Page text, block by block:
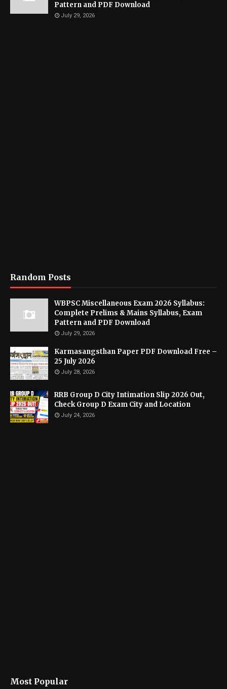
Pattern and PDF Download
July 29, 2026
Random Posts
WBPSC Miscellaneous Exam 2026 Syllabus:
Complete Prelims & Mains Syllabus, Exam
Pattern and PDF Download
July 29, 2026
Karmasangsthan Paper PDF Download Free –
25 July 2026
July 28, 2026
RRB Group D City Intimation Slip 2026 Out,
Check Group D Exam City and Location
July 24, 2026
Most Popular